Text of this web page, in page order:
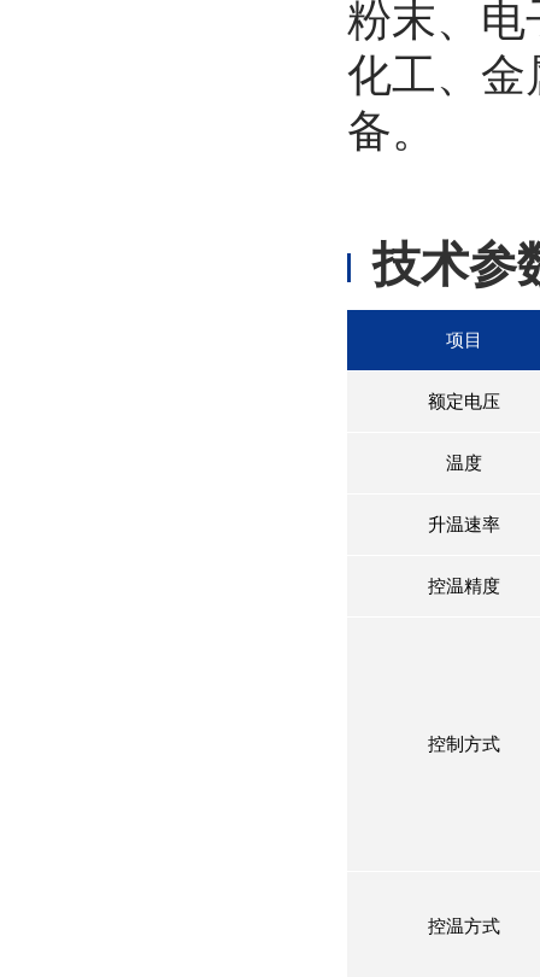
粉末、电
化工、金
备。
技术参
项目
额定电压
温度
升温速率
控温精度
控制方式
控温方式